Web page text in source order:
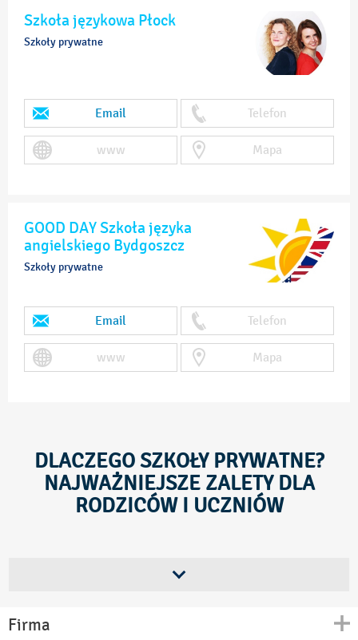
Szkoła językowa Płock
Szkoły prywatne
Email Telefon
www Mapa
GOOD DAY Szkoła języka
angielskiego Bydgoszcz
Szkoły prywatne
Email Telefon
www Mapa
DLACZEGO SZKOŁY PRYWATNE?
NAJWAŻNIEJSZE ZALETY DLA
RODZICÓW I UCZNIÓW
nauczania, lepsze warunki oraz indywidualne podejście do
Firma